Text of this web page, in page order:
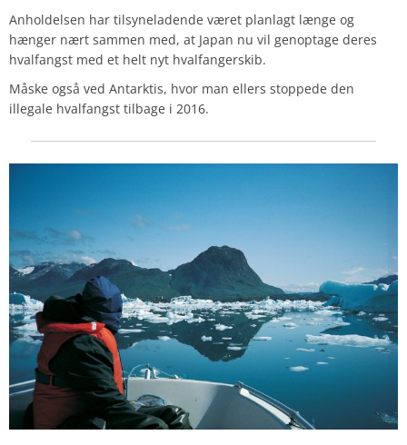
Anholdelsen har tilsyneladende været planlagt længe og
hænger nært sammen med, at Japan nu vil genoptage deres
hvalfangst med et helt nyt hvalfangerskib.
Måske også ved Antarktis, hvor man ellers stoppede den
illegale hvalfangst tilbage i 2016.